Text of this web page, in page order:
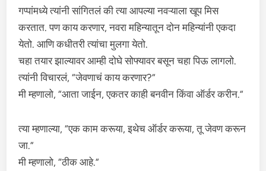
गप्पांमध्ये त्यांनी सांगितलं की त्या आपल्या नवऱ्याला खूप मिस
करतात. पण काय करणार, नवरा महिन्यातून दोन महिन्यांनी एकदा
येतो. आणि कधीतरी त्यांचा मुलगा येतो.
चहा तयार झाल्यावर आम्ही दोघे सोफ्यावर बसून चहा पिऊ लागलो.
त्यांनी विचारलं, “जेवणाचं काय करणार?”
मी म्हणालो, “आता जाईन, एकतर काही बनवीन किंवा ऑर्डर करीन.”
त्या म्हणाल्या, “एक काम करूया, इथेच ऑर्डर करूया, तू जेवण करून
जा.”
मी म्हणालो, “ठीक आहे.”